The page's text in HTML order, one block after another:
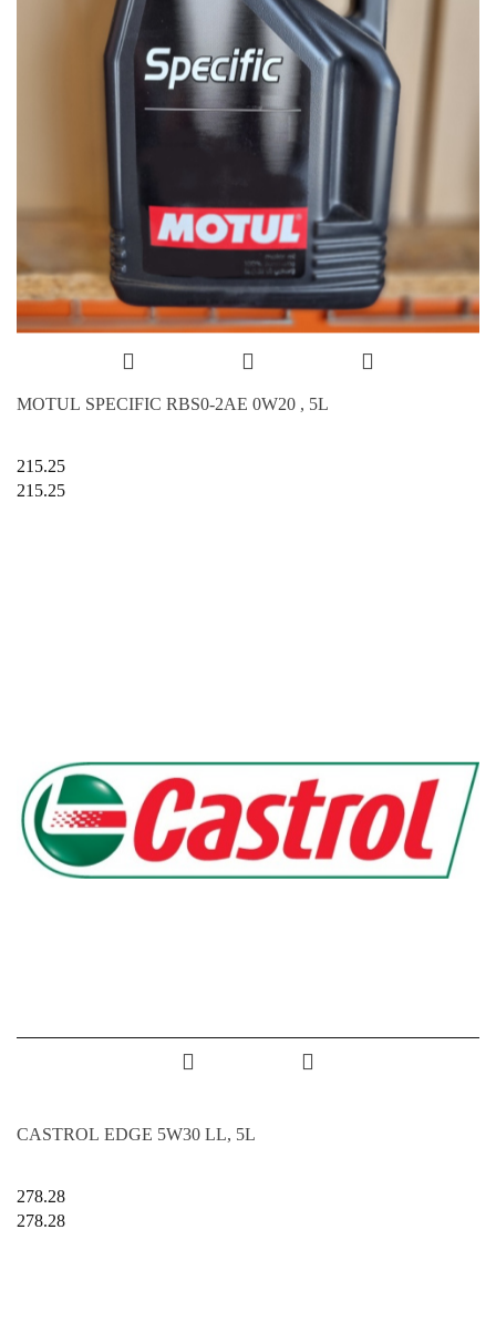
MOTUL SPECIFIC RBS0-2AE 0W20 , 5L
215.25
215.25
CASTROL EDGE 5W30 LL, 5L
278.28
278.28